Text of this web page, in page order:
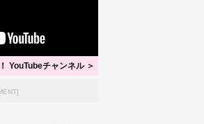
YouTubeチャンネル ＞